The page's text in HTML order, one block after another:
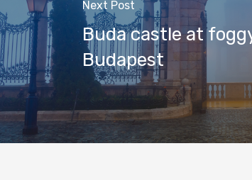
Next Post
Buda castle at
Budapest